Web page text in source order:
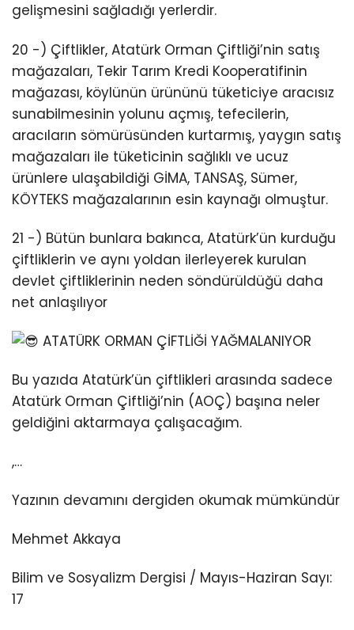
gelişmesini sağladığı yerlerdir.
20 -) Çiftlikler, Atatürk Orman Çiftliği’nin satış
mağazaları, Tekir Tarım Kredi Kooperatifinin
mağazası, köylünün ürününü tüketiciye aracısız
sunabilmesinin yolunu açmış, tefecilerin,
aracıların sömürüsünden kurtarmış, yaygın satış
mağazaları ile tüketicinin sağlıklı ve ucuz
ürünlere ulaşabildiği GİMA, TANSAŞ, Sümer,
KÖYTEKS mağazalarının esin kaynağı olmuştur.
21 -) Bütün bunlara bakınca, Atatürk’ün kurduğu
çiftliklerin ve aynı yoldan ilerleyerek kurulan
devlet çiftliklerinin neden söndürüldüğü daha
net anlaşılıyor
ATATÜRK ORMAN ÇİFTLİĞİ YAĞMALANIYOR
Bu yazıda Atatürk’ün çiftlikleri arasında sadece
Atatürk Orman Çiftliği’nin (AOÇ) başına neler
geldiğini aktarmaya çalışacağım.
,…
Yazının devamını dergiden okumak mümkündür
Mehmet Akkaya
Bilim ve Sosyalizm Dergisi / Mayıs-Haziran Sayı:
17